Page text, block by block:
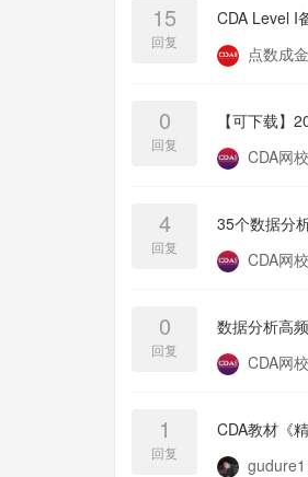
15
回复
CDA Level I
点数成金
0
回复
【可下载】
CDA网校
4
回复
35个数据分
CDA网校
0
回复
数据分析高
CDA网校
1
回复
CDA教材《
gudure1